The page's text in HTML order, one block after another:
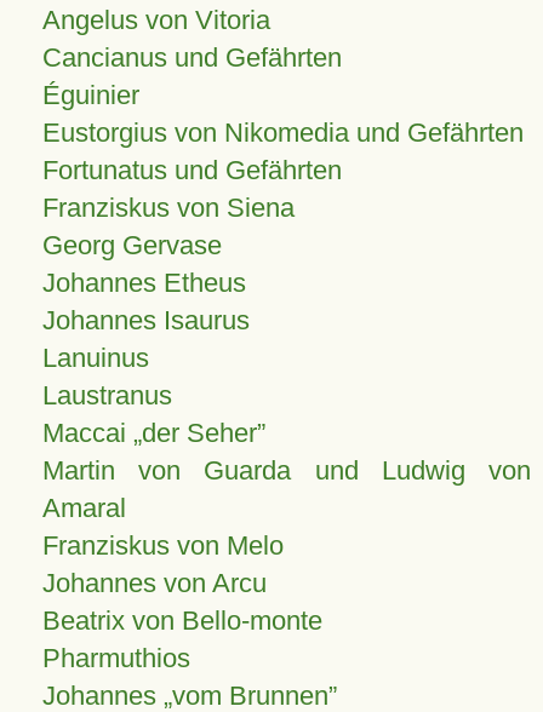
Angelus von Vitoria
Cancianus und Gefährten
Éguinier
Eustorgius von Nikomedia und Gefährten
Fortunatus und Gefährten
Franziskus von Siena
Georg Gervase
Johannes Etheus
Johannes Isaurus
Lanuinus
Laustranus
Maccai „der Seher”
Martin von Guarda und Ludwig von
Amaral
Franziskus von Melo
Johannes von Arcu
Beatrix von Bello-monte
Pharmuthios
Johannes vom Brunnen